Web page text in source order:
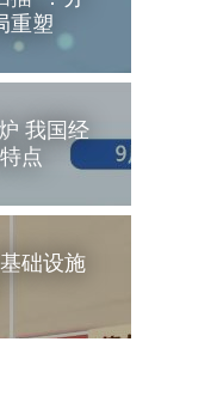
重塑
我国经
点
础设施